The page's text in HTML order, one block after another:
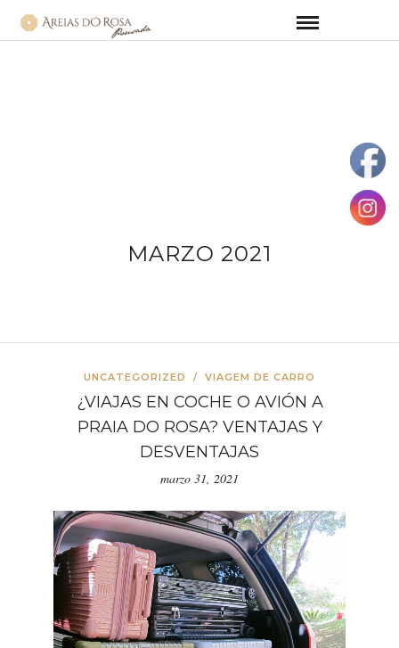
MARZO 2021
UNCATEGORIZED / VIAGEM DE CARRO
¿VIAJAS EN COCHE O AVIÓN A
PRAIA DO ROSA? VENTAJAS Y
DESVENTAJAS
marzo 31, 2021